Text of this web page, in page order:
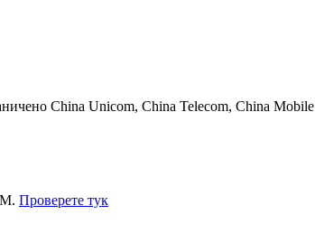
China Unicom, China Telecom, China Mobile
Проверете тук